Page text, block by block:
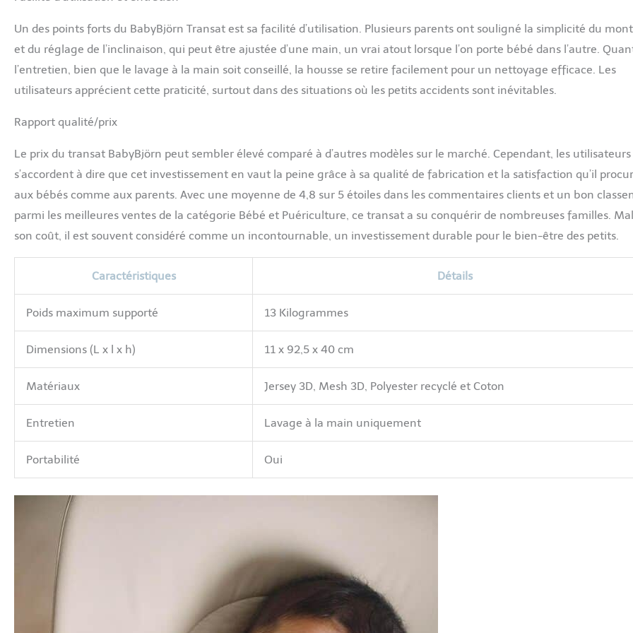
Un des points forts du BabyBjörn Transat est sa facilité d’utilisation. Plusieurs parents ont souligné la simplicité du
et du réglage de l’inclinaison, qui peut être ajustée d’une main, un vrai atout lorsque l’on porte bébé dans l’autre.
l’entretien, bien que le lavage à la main soit conseillé, la housse se retire facilement pour un nettoyage efficace. Les
utilisateurs apprécient cette praticité, surtout dans des situations où les petits accidents sont inévitables.
Rapport qualité/prix
Le prix du transat BabyBjörn peut sembler élevé comparé à d’autres modèles sur le marché. Cependant, les utilisateurs
s’accordent à dire que cet investissement en vaut la peine grâce à sa qualité de fabrication et la satisfaction qu’il
aux bébés comme aux parents. Avec une moyenne de 4,8 sur 5 étoiles dans les commentaires clients et un bon
parmi les meilleures ventes de la catégorie Bébé et Puériculture, ce transat a su conquérir de nombreuses familles.
son coût, il est souvent considéré comme un incontournable, un investissement durable pour le bien-être des petits.
Caractéristiques Détails
Poids maximum supporté 13 Kilogrammes
Dimensions (L x l x h) 11 x 92,5 x 40 cm
Matériaux Jersey 3D, Mesh 3D, Polyester recyclé et Coton
Entretien Lavage à la main uniquement
Portabilité Oui